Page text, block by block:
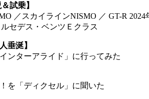
試乗】
／スカイラインNISMO ／ GT-R 2024
セデス・ベンツＥクラス
垂涎】
ンターアライド」に行ってみた
を「ディクセル」に聞いた